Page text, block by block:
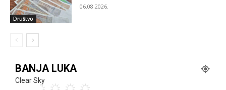
Društvo
06.08.2026.
BANJA LUKA
Clear Sky